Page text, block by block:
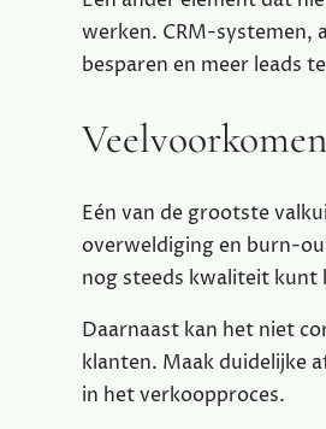
werken. CRM-systemen,
besparen en meer leads
Eén van de grootste
overweldiging en burn-
nog steeds kwaliteit kunt
Daarnaast kan het niet
klanten. Maak duidelijke
in het verkoopproces.